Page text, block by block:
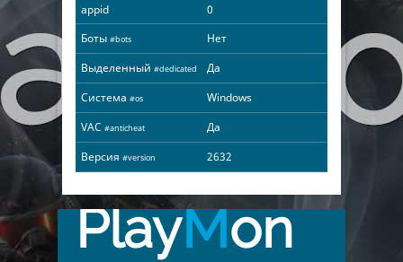
appid
0
Боты #bots
Нет
Выделенный #dedicated
Да
Система #os
Windows
VAC #anticheat
Да
Версия #version 2632
PlayMon